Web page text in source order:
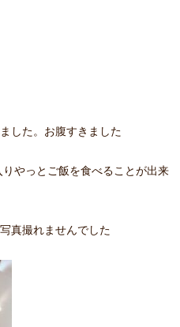
した。お腹すきました
やっとご飯を食べることが出来
真撮れませんでした